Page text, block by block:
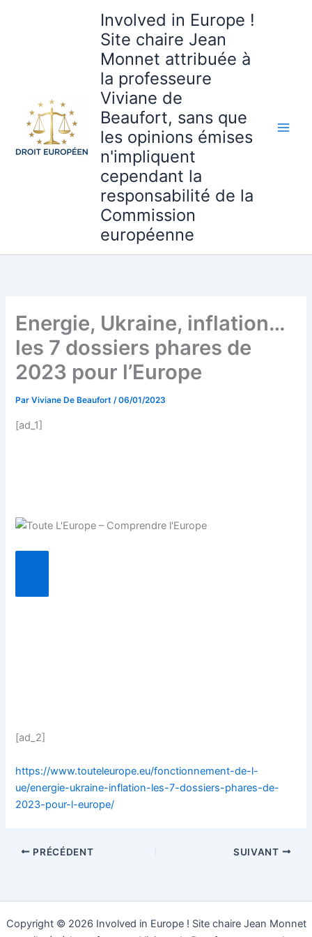
Involved in Europe !
Site chaire Jean
Monnet attribuée à
la professeure
Viviane de
Beaufort, sans que
les opinions émises
n'impliquent
cependant la
responsabilité de la
Commission
européenne
Energie, Ukraine, inflation…
les 7 dossiers phares de
2023 pour l’Europe
ParViviane De Beaufort/06/01/2023
[ad_1]
[ad_2]
https://www.touteleurope.eu/fonctionnement-de-l-
ue/energie-ukraine-inflation-les-7-dossiers-phares-de-
2023-pour-l-europe/
PRÉCÉDENT SUIVANT
Copyright © 2026 Involved in Europe ! Site chaire Jean Monnet